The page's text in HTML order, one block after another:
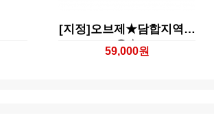
[지정]오브제★담합지역전
용★
59,000원